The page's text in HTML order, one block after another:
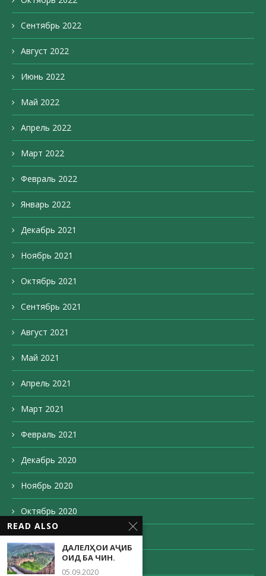
Сентябрь 2022
Август 2022
Июнь 2022
Май 2022
Апрель 2022
Март 2022
Февраль 2022
Январь 2022
Декабрь 2021
Ноябрь 2021
Октябрь 2021
Сентябрь 2021
Август 2021
Май 2021
Апрель 2021
Март 2021
Февраль 2021
Декабрь 2020
Ноябрь 2020
Октябрь 2020
Сентябрь 2020
Август 2020
READ ALSO
ДАЛЕЛҲОИ АҶИБ
ОИД БА ЧИН.
05.09.2020